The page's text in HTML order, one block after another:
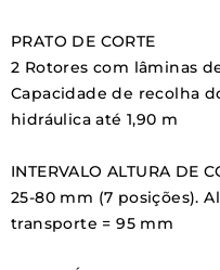
PRATO DE CORTE
2 Rotores com lâminas
Capacidade de recolha
hidráulica até 1,90 m
INTERVALO ALTURA DE
25-80 mm (7 posições).
transporte = 95 mm